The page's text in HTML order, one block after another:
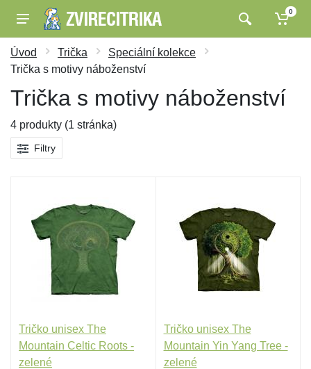
0
Úvod Trička
Speciální kolekce
Trička s motivy náboženství
Trička s motivy náboženství
4 produkty (1 stránka)
Filtry
Tričko unisex The
Mountain Celtic Roots -
zelené
Tričko unisex The
Mountain Yin Yang Tree -
zelené